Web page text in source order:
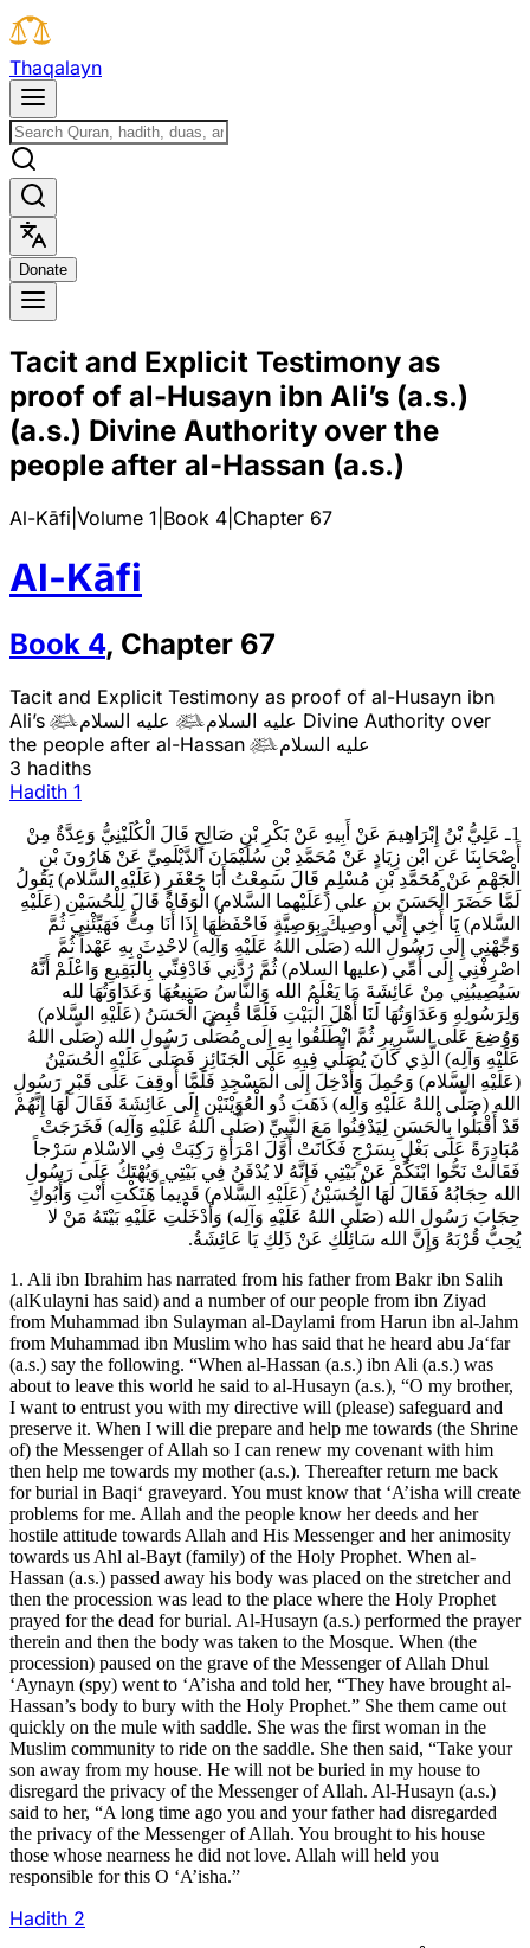
Thaqalayn
Donate
Tacit and Explicit Testimony as
proof of al-Husayn ibn Ali’s (a.s.)
(a.s.) Divine Authority over the
people after al-Hassan (a.s.)
Al-Kāfi Volume 1 Book 4 Chapter 67
Al-Kāfi
Book 4, Chapter 67
Tacit and Explicit Testimony as proof of al-Husayn ibn
Ali’sعليه السلام عليه السلام Divine Authority over
the people after al-Hassanعليه السلام
3 hadiths
Hadith 1
1ـ عَلِيُّ بْنُ إِبْرَاهِيمَ عَنْ أَبِيهِ عَنْ بَكْرِ بْنِ صَالِحٍ قَالَ الْكُلَيْنِيُّ وَعِدَّةٌ مِنْ
أَصْحَابِنَا عَنِ ابْنِ زِيَادٍ عَنْ مُحَمَّدِ بْنِ سُلَيْمَانَ الدَّيْلَمِيِّ عَنْ هَارُونَ بْنِ
الْجَهْمِ عَنْ مُحَمَّدِ بْنِ مُسْلِمٍ قَالَ سَمِعْتُ أَبَا جَعْفَرٍ (عَلَيْهِ السَّلام) يَقُولُ
لَمَّا حَضَرَ الْحَسَنَ بن علي (عَلَيْهما السَّلام) الْوَفَاةُ قَالَ لِلْحُسَيْنِ (عَلَيْهِ
السَّلام) يَا أَخِي إِنِّي أُوصِيكَ بِوَصِيَّةٍ فَاحْفَظْهَا إِذَا أَنَا مِتُّ فَهَيِّئْنِي ثُمَّ
وَجِّهْنِي إِلَى رَسُولِ الله (صَلَّى اللهُ عَلَيْهِ وَآلِه) لاحْدِثَ بِهِ عَهْداً ثُمَّ
اصْرِفْنِي إِلَى أُمِّي (عليها السلام) ثُمَّ رُدَّنِي فَادْفِنِّي بِالْبَقِيعِ وَاعْلَمْ أَنَّهُ
سَيُصِيبُنِي مِنْ عَائِشَةَ مَا يَعْلَمُ الله وَالنَّاسُ صَنِيعُهَا وَعَدَاوَتُهَا لله
وَلِرَسُولِهِ وَعَدَاوَتُهَا لَنَا أَهْلَ الْبَيْتِ فَلَمَّا قُبِضَ الْحَسَنُ (عَلَيْهِ السَّلام)
وَوُضِعَ عَلَى السَّرِيرِ ثُمَّ انْطَلَقُوا بِهِ إِلَى مُصَلَّى رَسُولِ الله (صَلَّى اللهُ
عَلَيْهِ وَآلِه) الَّذِي كَانَ يُصَلِّي فِيهِ عَلَى الْجَنَائِزِ فَصَلَّى عَلَيْهِ الْحُسَيْنُ
(عَلَيْهِ السَّلام) وَحُمِلَ وَأُدْخِلَ إِلَى الْمَسْجِدِ فَلَمَّا أُوقِفَ عَلَى قَبْرِ رَسُولِ
الله (صَلَّى اللهُ عَلَيْهِ وَآلِه) ذَهَبَ ذُو الْعُوَيْنَيْنِ إِلَى عَائِشَةَ فَقَالَ لَهَا إِنَّهُمْ
قَدْ أَقْبَلُوا بِالْحَسَنِ لِيَدْفِنُوا مَعَ النَّبِيِّ (صَلَّى اللهُ عَلَيْهِ وَآلِه) فَخَرَجَتْ
مُبَادِرَةً عَلَى بَغْلٍ بِسَرْجٍ فَكَانَتْ أَوَّلَ امْرَأَةٍ رَكِبَتْ فِي الاسْلامِ سَرْجاً
فَقَالَتْ نَحُّوا ابْنَكُمْ عَنْ بَيْتِي فَإِنَّهُ لا يُدْفَنُ فِي بَيْتِي وَيُهْتَكُ عَلَى رَسُولِ
الله حِجَابُهُ فَقَالَ لَهَا الْحُسَيْنُ (عَلَيْهِ السَّلام) قَدِيماً هَتَكْتِ أَنْتِ وَأَبُوكِ
حِجَابَ رَسُولِ الله (صَلَّى اللهُ عَلَيْهِ وَآلِه) وَأَدْخَلْتِ عَلَيْهِ بَيْتَهُ مَنْ لا
يُحِبُّ قُرْبَهُ وَإِنَّ الله سَائِلُكِ عَنْ ذَلِكِ يَا عَائِشَةُ.
1. Ali ibn Ibrahim has narrated from his father from Bakr ibn Salih
(alKulayni has said) and a number of our people from ibn Ziyad
from Muhammad ibn Sulayman al-Daylami from Harun ibn al-Jahm
from Muhammad ibn Muslim who has said that he heard abu Ja‘far
(a.s.) say the following. “When al-Hassan (a.s.) ibn Ali (a.s.) was
about to leave this world he said to al-Husayn (a.s.), “O my brother,
I want to entrust you with my directive will (please) safeguard and
preserve it. When I will die prepare and help me towards (the Shrine
of) the Messenger of Allah so I can renew my covenant with him
then help me towards my mother (a.s.). Thereafter return me back
for burial in Baqi‘ graveyard. You must know that ‘A’isha will create
problems for me. Allah and the people know her deeds and her
hostile attitude towards Allah and His Messenger and her animosity
towards us Ahl al-Bayt (family) of the Holy Prophet. When al-
Hassan (a.s.) passed away his body was placed on the stretcher and
then the procession was lead to the place where the Holy Prophet
prayed for the dead for burial. Al-Husayn (a.s.) performed the prayer
therein and then the body was taken to the Mosque. When (the
procession) paused on the grave of the Messenger of Allah Dhul
‘Aynayn (spy) went to ‘A’isha and told her, “They have brought al-
Hassan’s body to bury with the Holy Prophet.” She them came out
quickly on the mule with saddle. She was the first woman in the
Muslim community to ride on the saddle. She then said, “Take your
son away from my house. He will not be buried in my house to
disregard the privacy of the Messenger of Allah. Al-Husayn (a.s.)
said to her, “A long time ago you and your father had disregarded
the privacy of the Messenger of Allah. You brought to his house
those whose nearness he did not love. Allah will held you
responsible for this O ‘A’isha.”
Hadith 2